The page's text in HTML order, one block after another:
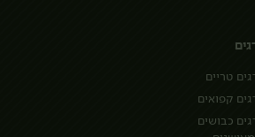
טריים
קפואים
כבושים